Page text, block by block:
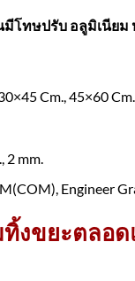
ทษปรับ อลูมิเนียม
Cm., 45×60 Cm.
mm.
Engineer
งขยะตลอ